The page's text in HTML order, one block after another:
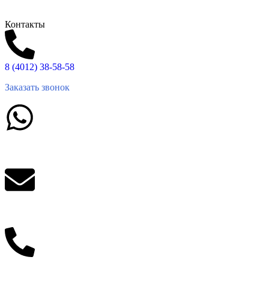
Контакты
8 (4012) 38-58-58
Заказать звонок